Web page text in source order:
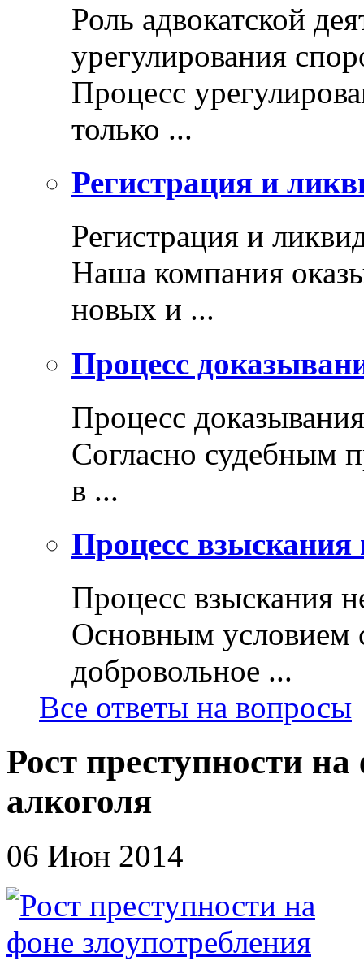
Роль адвокатской
урегулирования
Процесс
только ...
Регистрация и
Регистрация и
Наша компания
новых и ...
Процесс
Процесс доказывания
Согласно судебным
в ...
Процесс взыскания
Процесс взыскания
Основным условием
добровольное ...
Все ответы на вопросы
Рост преступности
алкоголя
06 Июн 2014